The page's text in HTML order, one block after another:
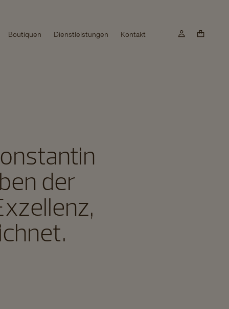
Boutiquen Dienstleistungen Kontakt
der